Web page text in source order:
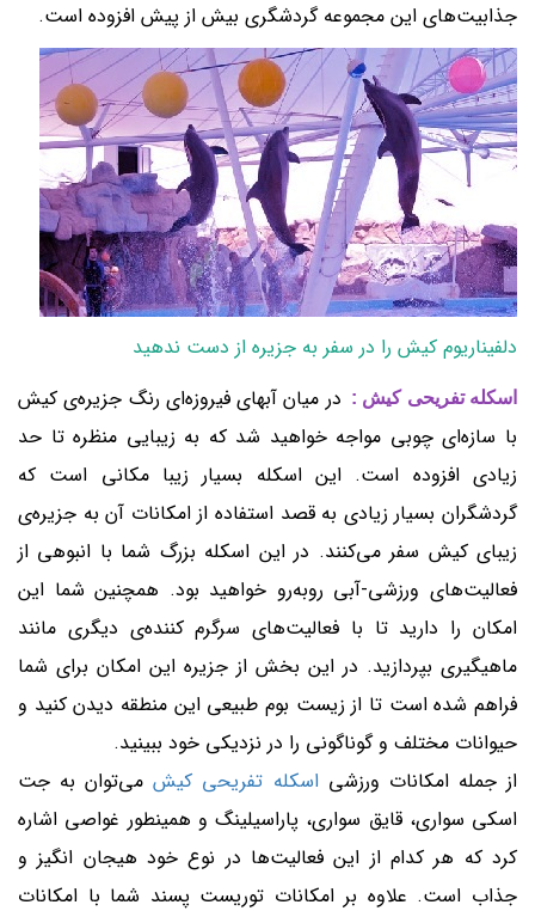
جذابیت‌های این مجموعه گردشگری بیش از پیش افزوده است.
دلفیناریوم کیش را در سفر به جزیره از دست ندهید
اسکله تفریحی کیش : در میان آبهای فیروزه‌ای رنگ جزیره‌ی کیش
با سازه‌ای چوبی مواجه خواهید شد که به زیبایی منظره تا حد
زیادی افزوده است. این اسکله بسیار زیبا مکانی است که
گردشگران بسیار زیادی به قصد استفاده از امکانات آن به جزیره‌ی
زیبای کیش سفر می‌کنند. در این اسکله بزرگ شما با انبوهی از
فعالیت‌های ورزشی-آبی روبه‌رو خواهید بود. همچنین شما این
امکان را دارید تا با فعالیت‌های سرگرم کننده‌ی دیگری مانند
ماهیگیری بپردازید. در این بخش از جزیره این امکان برای شما
فراهم شده است تا از زیست بوم طبیعی این منطقه دیدن کنید و
حیوانات مختلف و گوناگونی را در نزدیکی خود ببینید.
از جمله امکانات ورزشی اسکله تفریحی کیشمی‌توان به جت
اسکی سواری، قایق سواری، پاراسیلینگ و همینطور غواصی اشاره
کرد که هر کدام از این فعالیت‌ها در نوع خود هیجان انگیز و
جذاب است. علاوه بر امکانات توریست پسند شما با امکانات